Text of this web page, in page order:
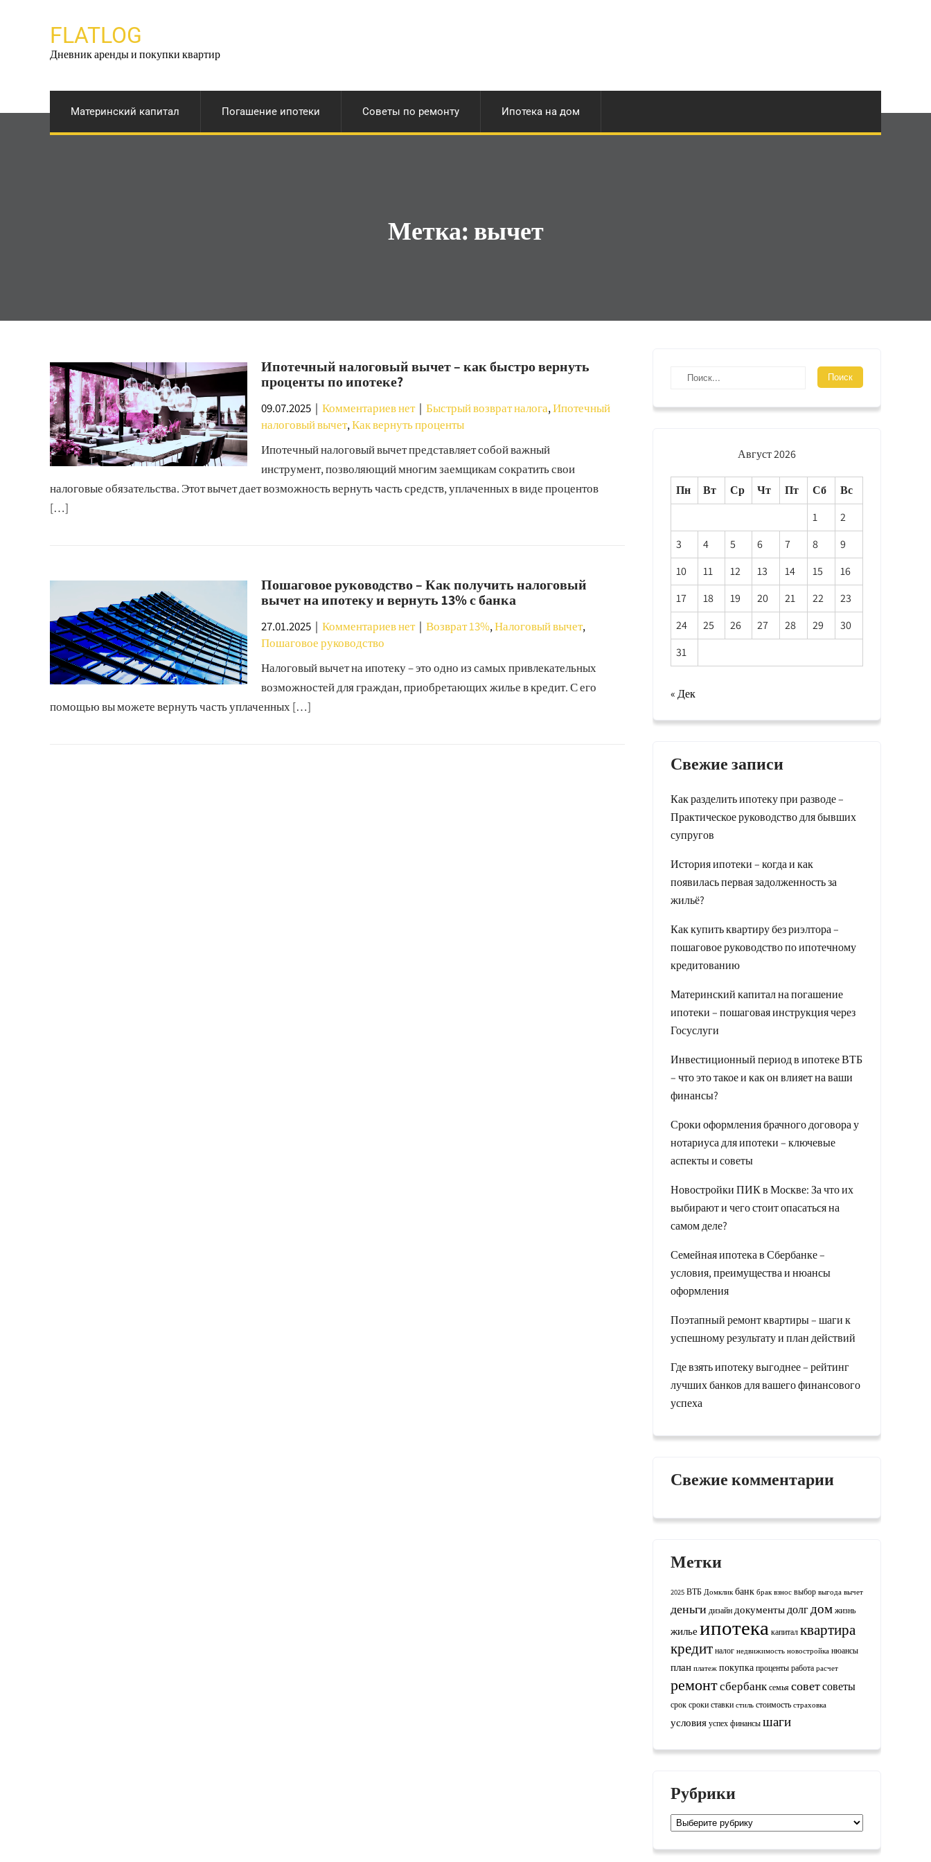
содержимомуFLATLOG
Дневник аренды и покупки квартир
Материнский капитал Погашение ипотеки Советы по ремонту Ипотека на дом
Метка: вычет
Ипотечный налоговый вычет – как быстро вернуть
проценты по ипотеке?
09.07.2025 |Комментариев нет |Быстрый возврат налога,Ипотечный
налоговый вычет,Как вернуть проценты
Ипотечный налоговый вычет представляет собой важный
инструмент, позволяющий многим заемщикам сократить свои
налоговые обязательства. Этот вычет дает возможность вернуть часть средств, уплаченных в виде процентов
[…]
Пошаговое руководство – Как получить налоговый
вычет на ипотеку и вернуть 13% с банка
27.01.2025 |Комментариев нет |Возврат 13%,Налоговый вычет,
Пошаговое руководство
Налоговый вычет на ипотеку – это одно из самых привлекательных
возможностей для граждан, приобретающих жилье в кредит. С его
помощью вы можете вернуть часть уплаченных […]
Август 2026
Пн Вт Ср Чт Пт Сб
Вс
1
2
3
4 5 6 7 8
9
10
11 12 13 14 15
16
17
18 19 20 21 22
23
24
25 26 27 28 29
30
31
« Дек
Свежие записи
Как разделить ипотеку при разводе –
Практическое руководство для бывших
супругов
История ипотеки – когда и как
появилась первая задолженность за
жильё?
Как купить квартиру без риэлтора –
пошаговое руководство по ипотечному
кредитованию
Материнский капитал на погашение
ипотеки – пошаговая инструкция через
Госуслуги
Инвестиционный период в ипотеке ВТБ
– что это такое и как он влияет на ваши
финансы?
Сроки оформления брачного договора у
нотариуса для ипотеки – ключевые
аспекты и советы
Новостройки ПИК в Москве: За что их
выбирают и чего стоит опасаться на
самом деле?
Семейная ипотека в Сбербанке –
условия, преимущества и нюансы
оформления
Поэтапный ремонт квартиры – шаги к
успешному результату и план действий
Где взять ипотеку выгоднее – рейтинг
лучших банков для вашего финансового
успеха
Свежие комментарии
Метки
2025 ВТБ Домклик банк брак взнос выбор выгода вычет
деньги дизайндокументыдолгдомжизнь
жилье ипотекакапиталквартира
кредитналог недвижимость новостройка нюансы
план платеж покупкапроцентыработа расчет
ремонтсбербанксемьясоветсоветы
сроксрокиставки стиль стоимость страховка
условияуспехфинансышаги
Рубрики
Рубрики